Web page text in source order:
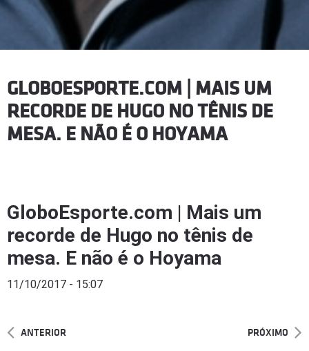
GLOBOESPORTE.COM | MAIS UM
RECORDE DE HUGO NO TÊNIS DE
MESA. E NÃO É O HOYAMA
GloboEsporte.com | Mais um
recorde de Hugo no tênis de
mesa. E não é o Hoyama
11/10/2017 - 15:07
ANTERIOR PRÓXIMO